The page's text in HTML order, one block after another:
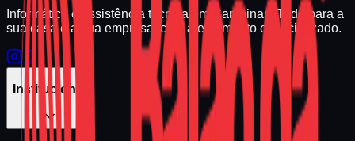
Informática e assistência técnica em Campinas. Tudo para a
sua casa e a sua empresa, com atendimento especializado.
Institucional